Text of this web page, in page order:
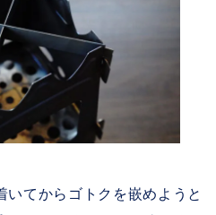
てからゴトクを嵌めようと